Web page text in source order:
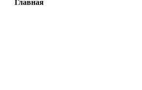
Главная